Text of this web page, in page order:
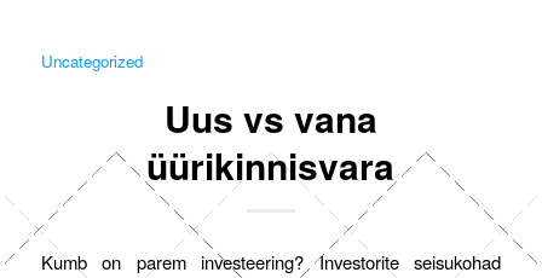
Uncategorized
Uus vs vana
üürikinnisvara
Kumb on parem investeering? Investorite seisukohad